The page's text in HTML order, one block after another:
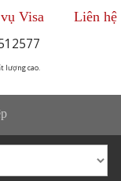
lượng cao.
Visa Liên hệ